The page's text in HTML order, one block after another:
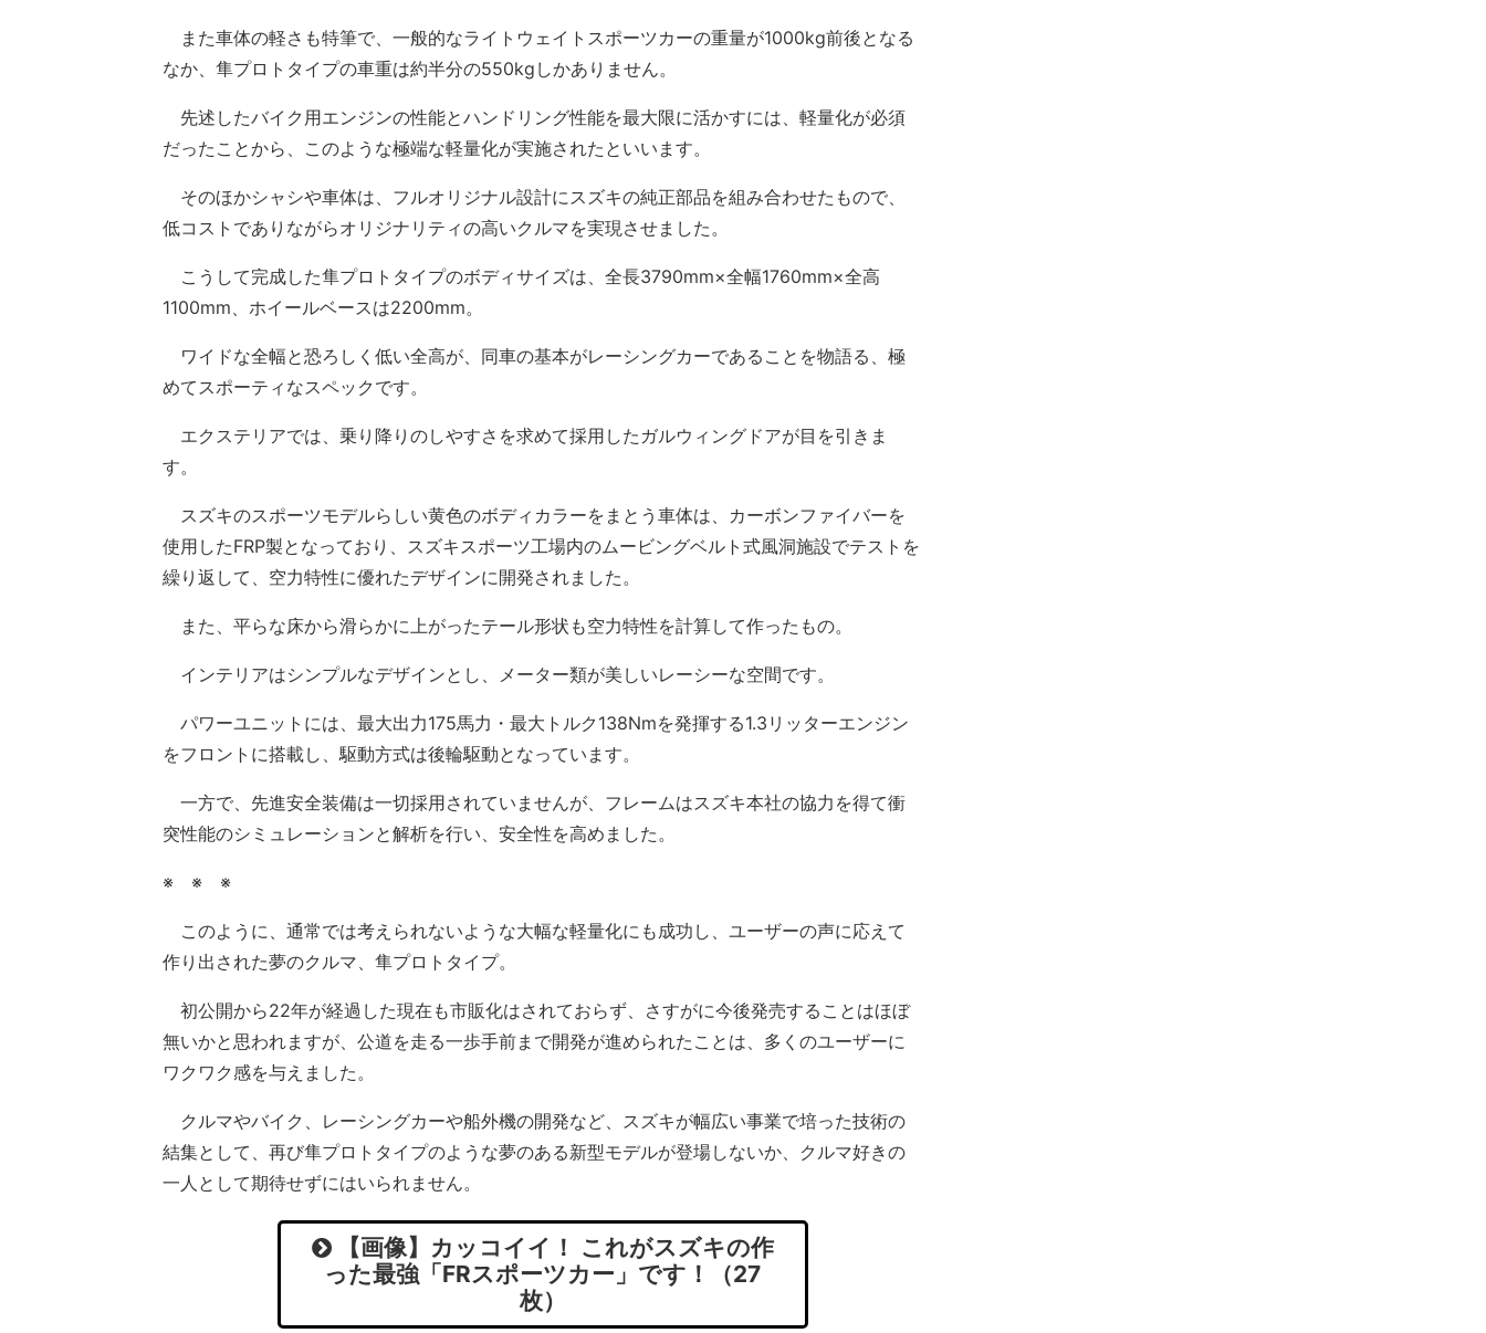
また車体の軽さも特筆で、一般的なライトウェイトスポーツカーの重量が1000kg前後となる
なか、隼プロトタイプの車重は約半分の550kgしかありません。
先述したバイク用エンジンの性能とハンドリング性能を最大限に活かすには、軽量化が必須
だったことから、このような極端な軽量化が実施されたといいます。
そのほかシャシや車体は、フルオリジナル設計にスズキの純正部品を組み合わせたもので、
低コストでありながらオリジナリティの高いクルマを実現させました。
こうして完成した隼プロトタイプのボディサイズは、全長3790mm×全幅1760mm×全高
1100mm、ホイールベースは2200mm。
ワイドな全幅と恐ろしく低い全高が、同車の基本がレーシングカーであることを物語る、極
めてスポーティなスペックです。
エクステリアでは、乗り降りのしやすさを求めて採用したガルウィングドアが目を引きま
す。
スズキのスポーツモデルらしい黄色のボディカラーをまとう車体は、カーボンファイバーを
使用したFRP製となっており、スズキスポーツ工場内のムービングベルト式風洞施設でテストを
繰り返して、空力特性に優れたデザインに開発されました。
また、平らな床から滑らかに上がったテール形状も空力特性を計算して作ったもの。
インテリアはシンプルなデザインとし、メーター類が美しいレーシーな空間です。
パワーユニットには、最大出力175馬力・最大トルク138Nmを発揮する1.3リッターエンジン
をフロントに搭載し、駆動方式は後輪駆動となっています。
一方で、先進安全装備は一切採用されていませんが、フレームはスズキ本社の協力を得て衝
突性能のシミュレーションと解析を行い、安全性を高めました。
※ ※ ※
このように、通常では考えられないような大幅な軽量化にも成功し、ユーザーの声に応えて
作り出された夢のクルマ、隼プロトタイプ。
初公開から22年が経過した現在も市販化はされておらず、さすがに今後発売することはほぼ
無いかと思われますが、公道を走る一歩手前まで開発が進められたことは、多くのユーザーに
ワクワク感を与えました。
クルマやバイク、レーシングカーや船外機の開発など、スズキが幅広い事業で培った技術の
結集として、再び隼プロトタイプのような夢のある新型モデルが登場しないか、クルマ好きの
一人として期待せずにはいられません。
【画像】カッコイイ！ これがスズキの作
った最強「FRスポーツカー」です！（27
枚）